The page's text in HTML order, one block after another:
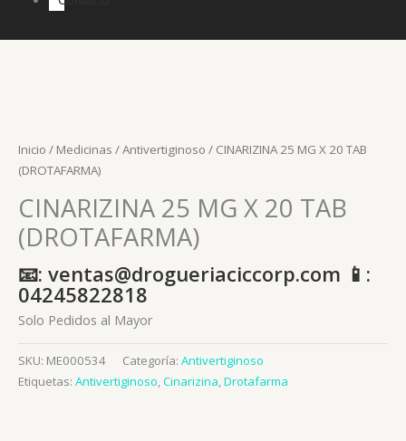
Inicio / Medicinas /Antivertiginoso / CINARIZINA 25 MG X 20 TAB
(DROTAFARMA)
CINARIZINA 25 MG X 20 TAB
(DROTAFARMA)
📧: ventas@drogueriaciccorp.com 📱:
04245822818
Solo Pedidos al Mayor
SKU: ME000534 Categoría: Antivertiginoso
Etiquetas: Antivertiginoso,Cinarizina,Drotafarma